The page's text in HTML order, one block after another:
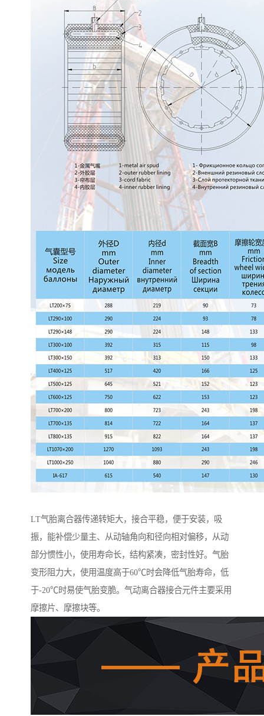
LT气胎离合器传递转矩大，接合平稳，便于安装，吸
振，能补偿少量主、从动轴角向和径向相对偏移，从动
部分惯性小，使用寿命长，结构紧凑，密封性好。气胎
变形阻力大，使用温度高于60℃时会降低气胎寿命，低
于-20℃时易使气胎变脆。气动离合器接合元件主要采用
摩擦片、摩擦块等。